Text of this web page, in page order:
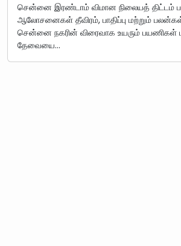
சென்னை இரண்டாம் விமான நிலையத் திட்டம்
ஆலோசனைகள் தீவிரம், பாதிப்பு மற்றும்
சென்னை நகரின் விரைவாக உயரும் பயணிகள்
தேவையை…